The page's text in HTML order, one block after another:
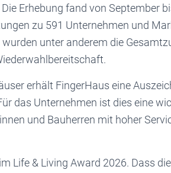
Erhebung fand von September
zu 591 Unternehmen und
unter anderem die
erhält FingerHaus eine
das Unternehmen ist dies eine
und Bauherren mit hoher
Life & Living Award 2026. Dass